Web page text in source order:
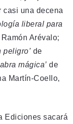
casi una decena
liberal para
Ramón Arévalo;
de
mágica’ de
Martín-Coello,
Ediciones sacará